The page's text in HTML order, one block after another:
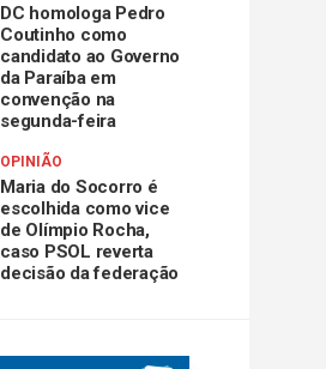
DC homologa Pedro
Coutinho como
candidato ao Governo
da Paraíba em
convenção na
segunda-feira
OPINIÃO
Maria do Socorro é
escolhida como vice
de Olímpio Rocha,
caso PSOL reverta
decisão da federação